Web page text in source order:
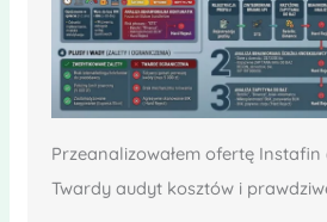
Przeanalizowałem ofertę Instafin
Twardy audyt kosztów i